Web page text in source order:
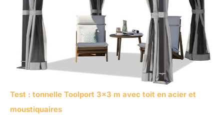
Test : tonnelle Toolport 3×3 m avec toit en acier et
moustiquaires